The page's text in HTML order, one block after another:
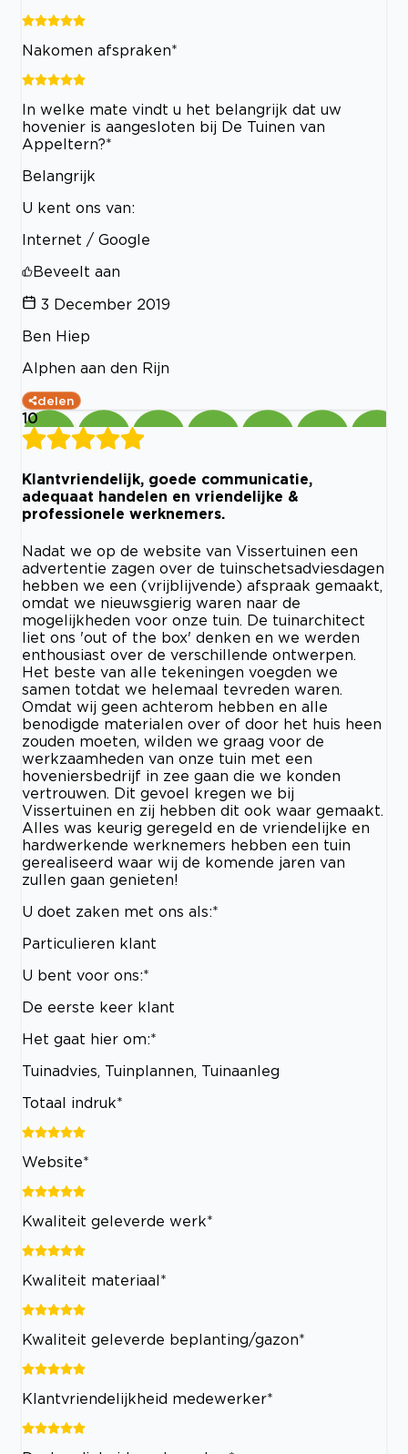
Nakomen afspraken*
In welke mate vindt u het belangrijk dat uw
hovenier is aangesloten bij De Tuinen van
Appeltern?*
Belangrijk
U kent ons van:
Internet / Google
Beveelt aan
3 December 2019
Ben Hiep
Alphen aan den Rijn
delen
10
Klantvriendelijk, goede communicatie,
adequaat handelen en vriendelijke &
professionele werknemers.
Nadat we op de website van Vissertuinen een
advertentie zagen over de tuinschetsadviesdagen
hebben we een (vrijblijvende) afspraak gemaakt,
omdat we nieuwsgierig waren naar de
mogelijkheden voor onze tuin. De tuinarchitect
liet ons 'out of the box' denken en we werden
enthousiast over de verschillende ontwerpen.
Het beste van alle tekeningen voegden we
samen totdat we helemaal tevreden waren.
Omdat wij geen achterom hebben en alle
benodigde materialen over of door het huis heen
zouden moeten, wilden we graag voor de
werkzaamheden van onze tuin met een
hoveniersbedrijf in zee gaan die we konden
vertrouwen. Dit gevoel kregen we bij
Vissertuinen en zij hebben dit ook waar gemaakt.
Alles was keurig geregeld en de vriendelijke en
hardwerkende werknemers hebben een tuin
gerealiseerd waar wij de komende jaren van
zullen gaan genieten!
U doet zaken met ons als:*
Particulieren klant
U bent voor ons:*
De eerste keer klant
Het gaat hier om:*
Tuinadvies, Tuinplannen, Tuinaanleg
Totaal indruk*
Website*
Kwaliteit geleverde werk*
Kwaliteit materiaal*
Kwaliteit geleverde beplanting/gazon*
Klantvriendelijkheid medewerker*